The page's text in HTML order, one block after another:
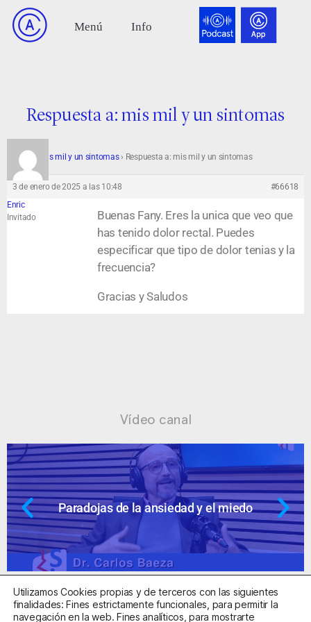
Respuesta a: mis mil y un sintomas
Foro › mis mil y un sintomas› Respuesta a: mis mil y un sintomas
3 de enero de 2025 a las 10:48
#66618
Enric
Invitado
Buenas Fany. Eres la unica que veo que
has tenido dolor rectal. Puedes
especificar que tipo de dolor tenias y la
frecuencia?
Gracias y Saludos
Vídeo canal
Paradojas de la ansiedad y el miedo
Utilizamos Cookies propias y de terceros con las siguientes
finalidades: Fines estrictamente funcionales, para permitir la
navegación en la web. Fines analíticos, para mostrarte